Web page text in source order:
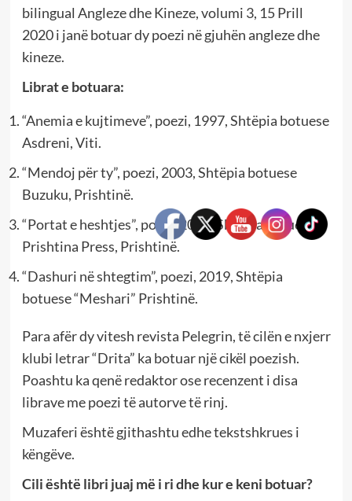
bilingual Angleze dhe Kineze, volumi 3, 15 Prill
2020 i janë botuar dy poezi në gjuhën angleze dhe
kineze.
Librat e botuara:
“Anemia e kujtimeve”, poezi, 1997, Shtëpia botuese
Asdreni, Viti.
“Mendoj për ty”, poezi, 2003, Shtëpia botuese
Buzuku, Prishtinë.
“Portat e heshtjes”, poezi, 2011, Shtëpia botuese
Prishtina Press, Prishtinë.
“Dashuri në shtegtim”, poezi, 2019, Shtëpia
botuese “Meshari” Prishtinë.
Para afër dy vitesh revista Pelegrin, të cilën e nxjerr
klubi letrar “Drita” ka botuar një cikël poezish.
Poashtu ka qenë redaktor ose recenzent i disa
librave me poezi të autorve të rinj.
Muzaferi është gjithashtu edhe tekstshkrues i
këngëve.
Cili është libri juaj më i ri dhe kur e keni botuar?